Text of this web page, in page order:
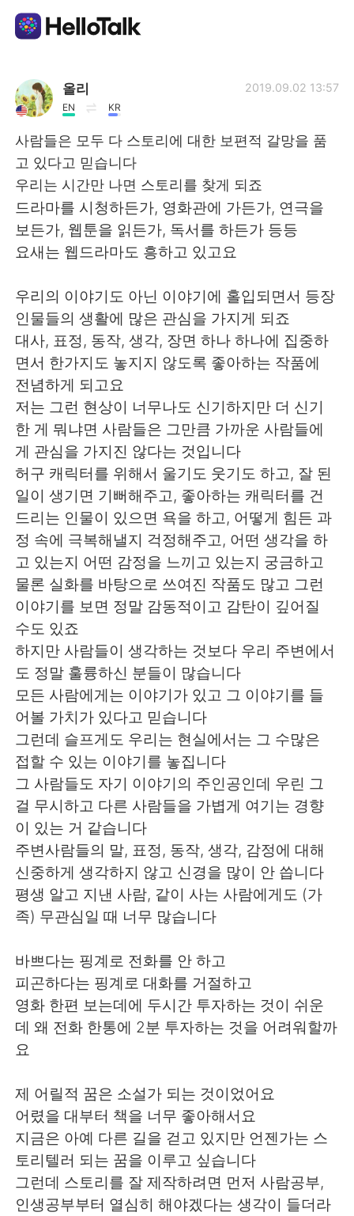
語学交換アプリ
AI Grammar Checker
日本語
English 简体中文
العربية Français
Deutsch 한국어
Русский ไทย
Indonesia Italiano
Türkçe Tiếng Việt
Português
올리
EN KR
2019.09.02 13:57
사람들은 모두 다 스토리에 대한 보편적 갈망을 품
고 있다고 믿습니다
우리는 시간만 나면 스토리를 찾게 되죠
드라마를 시청하든가, 영화관에 가든가, 연극을
보든가, 웹툰을 읽든가, 독서를 하든가 등등
요새는 웹드라마도 흥하고 있고요
우리의 이야기도 아닌 이야기에 홀입되면서 등장
인물들의 생활에 많은 관심을 가지게 되죠
대사, 표정, 동작, 생각, 장면 하나 하나에 집중하
면서 한가지도 놓지지 않도록 좋아하는 작품에
전념하게 되고요
저는 그런 현상이 너무나도 신기하지만 더 신기
한 게 뭐냐면 사람들은 그만큼 가까운 사람들에
게 관심을 가지진 않다는 것입니다
허구 캐릭터를 위해서 울기도 웃기도 하고, 잘 된
일이 생기면 기뻐해주고, 좋아하는 캐릭터를 건
드리는 인물이 있으면 욕을 하고, 어떻게 힘든 과
정 속에 극복해낼지 걱정해주고, 어떤 생각을 하
고 있는지 어떤 감정을 느끼고 있는지 궁금하고
물론 실화를 바탕으로 쓰여진 작품도 많고 그런
이야기를 보면 정말 감동적이고 감탄이 깊어질
수도 있죠
하지만 사람들이 생각하는 것보다 우리 주변에서
도 정말 훌륭하신 분들이 많습니다
모든 사람에게는 이야기가 있고 그 이야기를 들
어볼 가치가 있다고 믿습니다
그런데 슬프게도 우리는 현실에서는 그 수많은
접할 수 있는 이야기를 놓집니다
그 사람들도 자기 이야기의 주인공인데 우린 그
걸 무시하고 다른 사람들을 가볍게 여기는 경향
이 있는 거 같습니다
주변사람들의 말, 표정, 동작, 생각, 감정에 대해
신중하게 생각하지 않고 신경을 많이 안 씁니다
평생 알고 지낸 사람, 같이 사는 사람에게도 (가
족) 무관심일 때 너무 많습니다
바쁘다는 핑계로 전화를 안 하고
피곤하다는 핑계로 대화를 거절하고
영화 한편 보는데에 두시간 투자하는 것이 쉬운
데 왜 전화 한통에 2분 투자하는 것을 어려워할까
요
제 어릴적 꿈은 소설가 되는 것이었어요
어렸을 대부터 책을 너무 좋아해서요
지금은 아예 다른 길을 걷고 있지만 언젠가는 스
토리텔러 되는 꿈을 이루고 싶습니다
그런데 스토리를 잘 제작하려면 먼저 사람공부,
인생공부부터 열심히 해야겠다는 생각이 들더라